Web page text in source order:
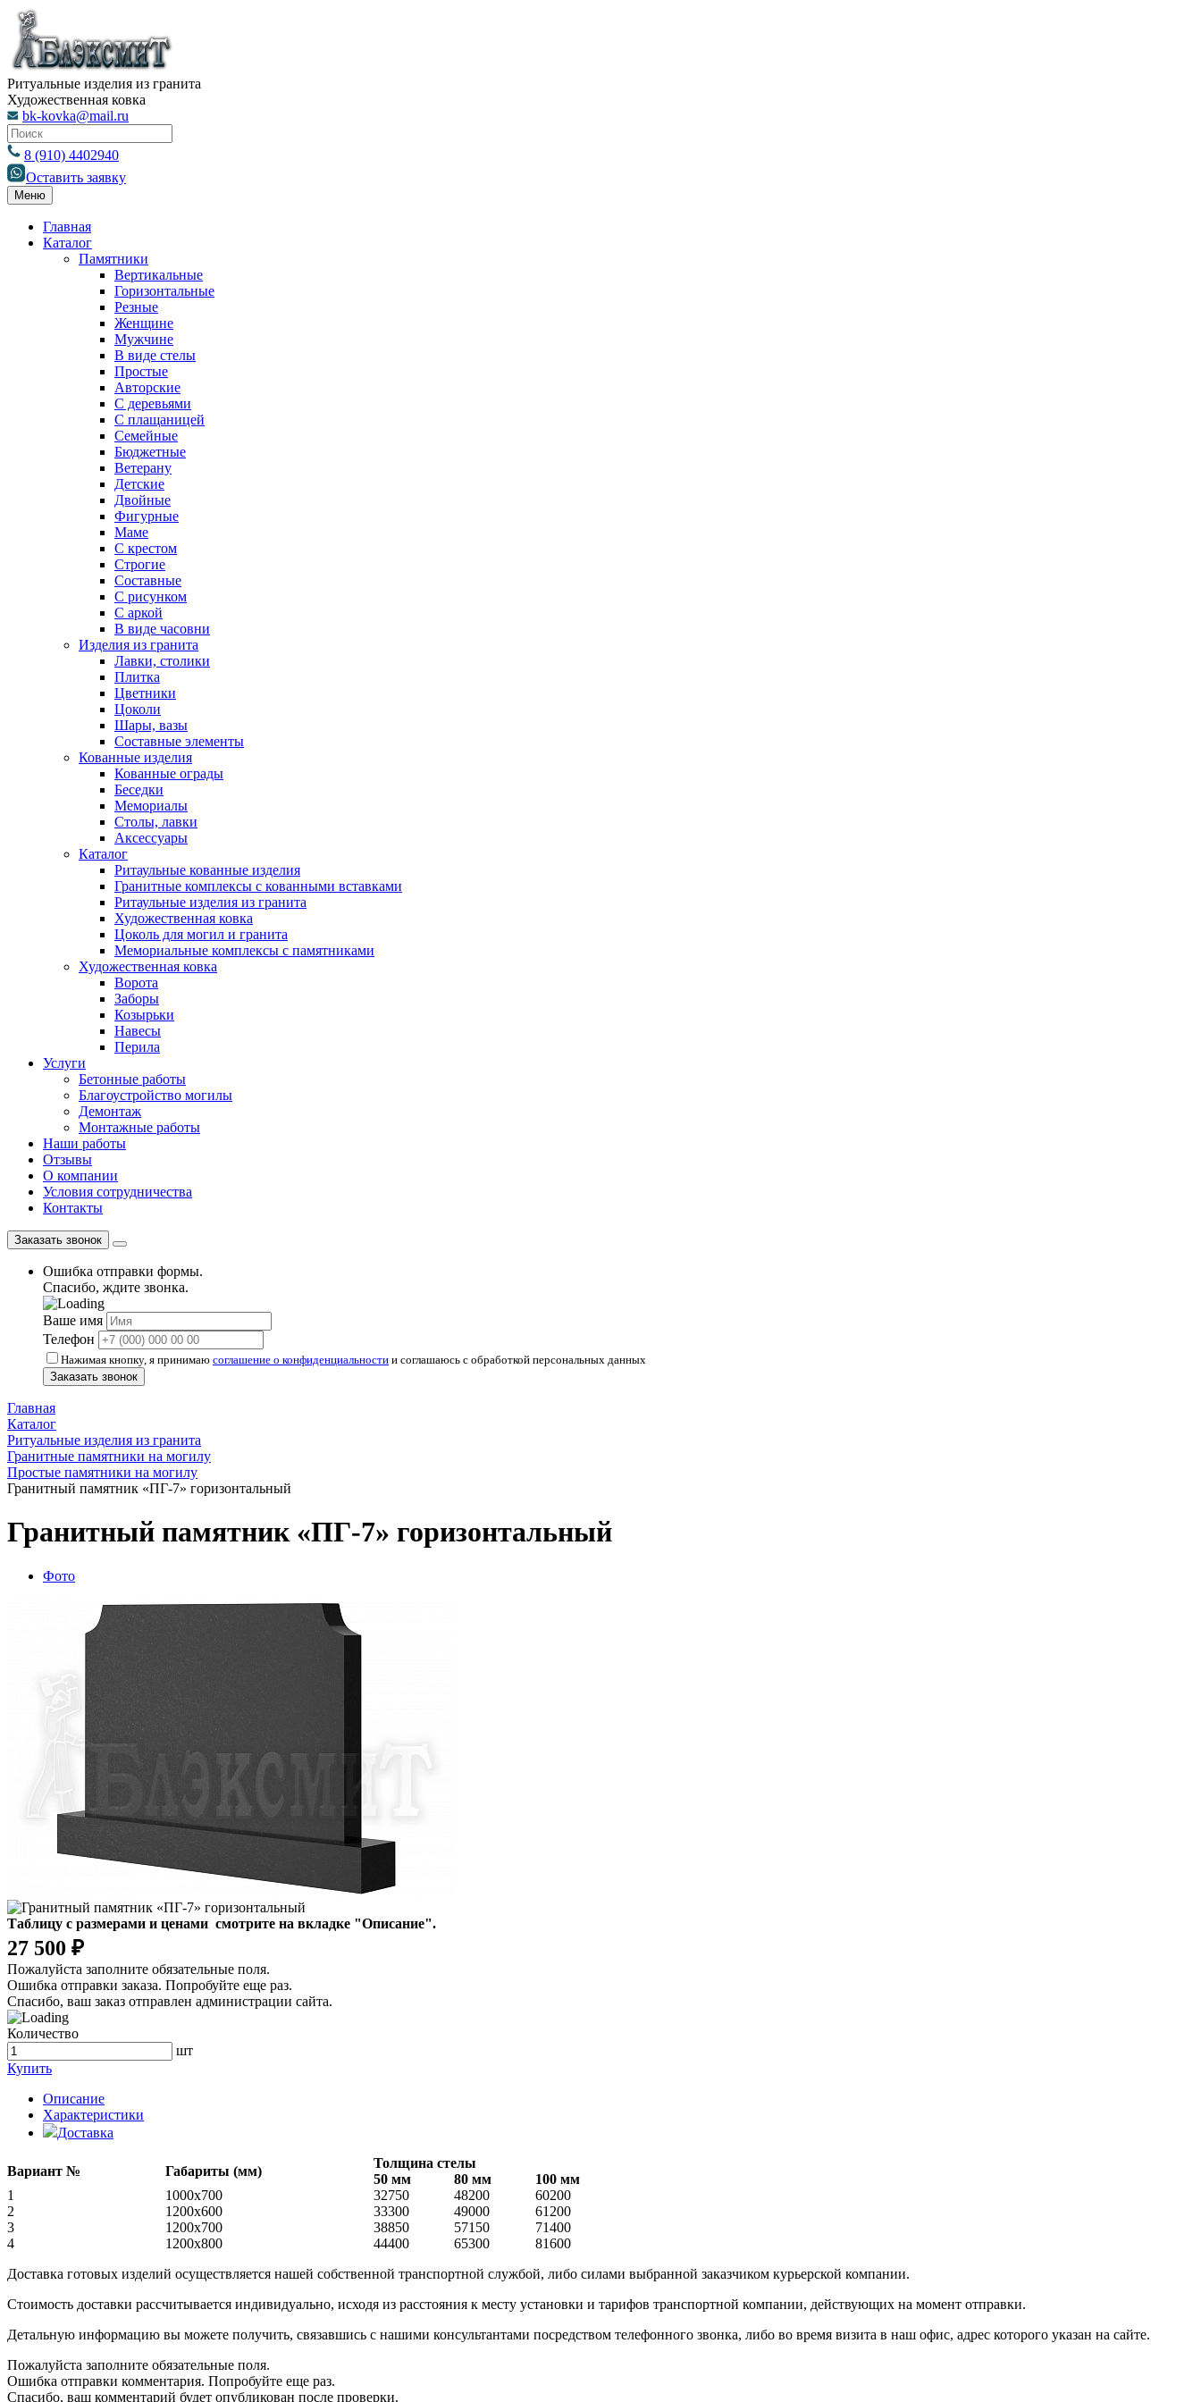
Ритуальные изделия из гранита
Художественная ковка
bk-kovka@mail.ru
8 (910) 4402940
Оставить заявку
Меню
Главная
Каталог
Памятники
Вертикальные
Горизонтальные
Резные
Женщине
Мужчине
В виде стелы
Простые
Авторские
С деревьями
С плащаницей
Семейные
Бюджетные
Ветерану
Детские
Двойные
Фигурные
Маме
С крестом
Строгие
Составные
С рисунком
С аркой
В виде часовни
Изделия из гранита
Лавки, столики
Плитка
Цветники
Цоколи
Шары, вазы
Составные элементы
Кованные изделия
Кованные ограды
Беседки
Мемориалы
Столы, лавки
Аксессуары
Каталог
Ритаульные кованные изделия
Гранитные комплексы с кованными вставками
Ритаульные изделия из гранита
Художественная ковка
Цоколь для могил и гранита
Мемориальные комплексы с памятниками
Художественная ковка
Ворота
Заборы
Козырьки
Навесы
Перила
Услуги
Бетонные работы
Благоустройство могилы
Демонтаж
Монтажные работы
Наши работы
Отзывы
О компании
Условия сотрудничества
Контакты
Заказать звонок
Ошибка отправки формы.
Спасибо, ждите звонка.
Ваше имя
Телефон
Нажимая кнопку, я принимаю соглашение о конфиденциальности и соглашаюсь с обработкой персональных данных
Заказать звонок
Главная
Каталог
Ритуальные изделия из гранита
Гранитные памятники на могилу
Простые памятники на могилу
Гранитный памятник «ПГ-7» горизонтальный
Гранитный памятник «ПГ-7» горизонтальный
Фото
Таблицу с размерами и ценами смотрите на вкладке "Описание".
27 500 ₽
Пожалуйста заполните обязательные поля.
Ошибка отправки заказа. Попробуйте еще раз.
Спасибо, ваш заказ отправлен администрации сайта.
Количество
шт
Купить
Описание
Характеристики
Доставка
Вариант № Габариты (мм)
Толщина стелы
50 мм
80 мм
100 мм
1
1000х700 32750 48200
60200
2
1200х600 33300 49000
61200
3
1200х700 38850 57150
71400
4
1200х800 44400 65300
81600
Доставка готовых изделий осуществляется нашей собственной транспортной службой, либо силами выбранной заказчиком курьерской компании.
Стоимость доставки рассчитывается индивидуально, исходя из расстояния к месту установки и тарифов транспортной компании, действующих на момент отправки.
Детальную информацию вы можете получить, связавшись с нашими консультантами посредством телефонного звонка, либо во время визита в наш офис, адрес которого указан на сайте.
Пожалуйста заполните обязательные поля.
Ошибка отправки комментария. Попробуйте еще раз.
Спасибо, ваш комментарий будет опубликован после проверки.